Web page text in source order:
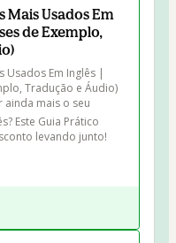
Mais Usados Em
de Exemplo,
Usados Em Inglês |
Tradução e Áudio)
ainda mais o seu
Este Guia Prático
levando junto!